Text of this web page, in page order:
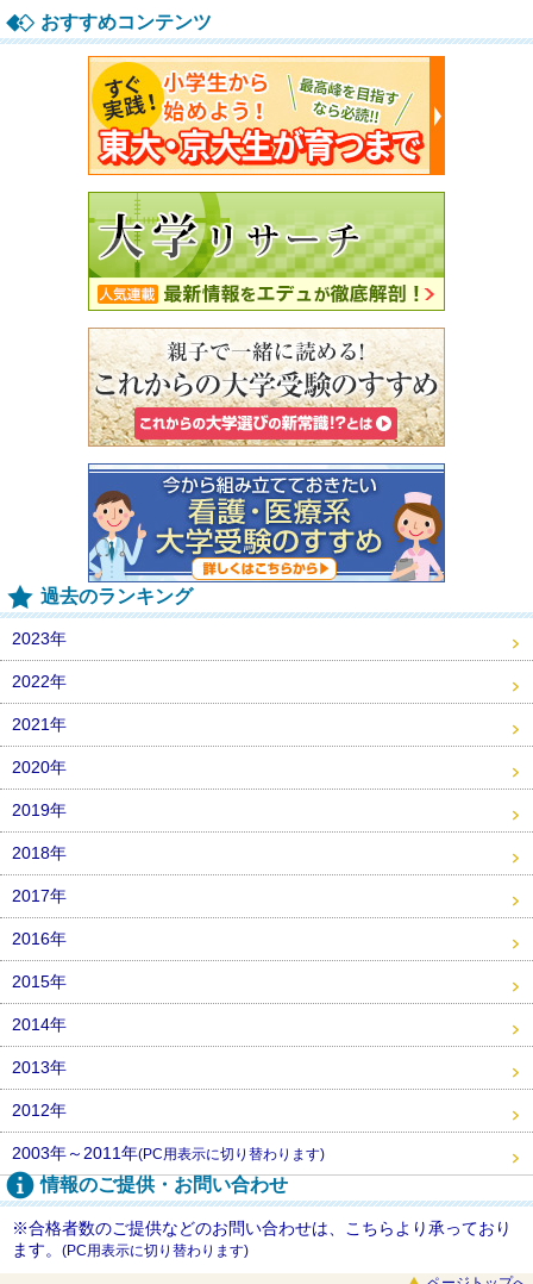
おすすめコンテンツ
過去のランキング
2023年
2022年
2021年
2020年
2019年
2018年
2017年
2016年
2015年
2014年
2013年
2012年
2003年～2011年(PC用表示に切り替わります)
情報のご提供・お問い合わせ
※合格者数のご提供などのお問い合わせは、こちらより承っており
ます。 (PC用表示に切り替わります)